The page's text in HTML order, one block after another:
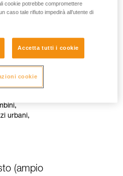
omogenea
che
rapidi.
urbani,
(ampio
cookie potrebbe compromettere
caso tale rifiuto impedirà all’utente di
Accetta tutti i cookie
cookie